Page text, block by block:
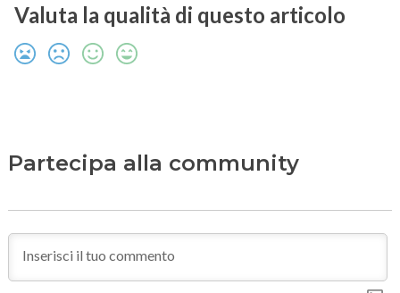
Valuta la qualità di questo articolo
Partecipa alla community